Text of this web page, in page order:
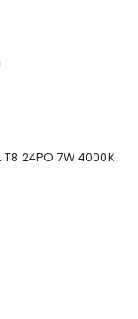
T8 24PO 7W 4000K